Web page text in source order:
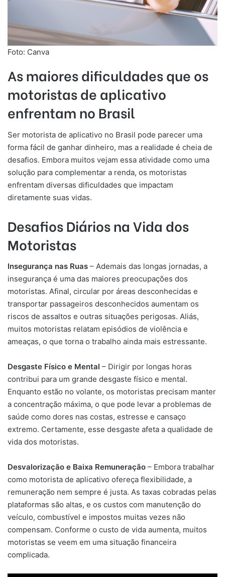
Foto: Canva
As maiores dificuldades que os
motoristas de aplicativo
enfrentam no Brasil
Ser motorista de aplicativo no Brasil pode parecer uma
forma fácil de ganhar dinheiro, mas a realidade é cheia de
desafios. Embora muitos vejam essa atividade como uma
solução para complementar a renda, os motoristas
enfrentam diversas dificuldades que impactam
diretamente suas vidas.
Desafios Diários na Vida dos
Motoristas
Insegurança nas Ruas – Ademais das longas jornadas, a
insegurança é uma das maiores preocupações dos
motoristas. Afinal, circular por áreas desconhecidas e
transportar passageiros desconhecidos aumentam os
riscos de assaltos e outras situações perigosas. Aliás,
muitos motoristas relatam episódios de violência e
ameaças, o que torna o trabalho ainda mais estressante.
Desgaste Físico e Mental – Dirigir por longas horas
contribui para um grande desgaste físico e mental.
Enquanto estão no volante, os motoristas precisam manter
a concentração máxima, o que pode levar a problemas de
saúde como dores nas costas, estresse e cansaço
extremo. Certamente, esse desgaste afeta a qualidade de
vida dos motoristas.
Desvalorização e Baixa Remuneração – Embora trabalhar
como motorista de aplicativo ofereça flexibilidade, a
remuneração nem sempre é justa. As taxas cobradas pelas
plataformas são altas, e os custos com manutenção do
veículo, combustível e impostos muitas vezes não
compensam. Conforme o custo de vida aumenta, muitos
motoristas se veem em uma situação financeira
complicada.